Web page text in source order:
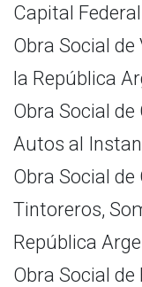
Capital Federal
Obra Social
la República
Obra Social
Autos al
Obra Social
Tintoreros,
República
Obra Social